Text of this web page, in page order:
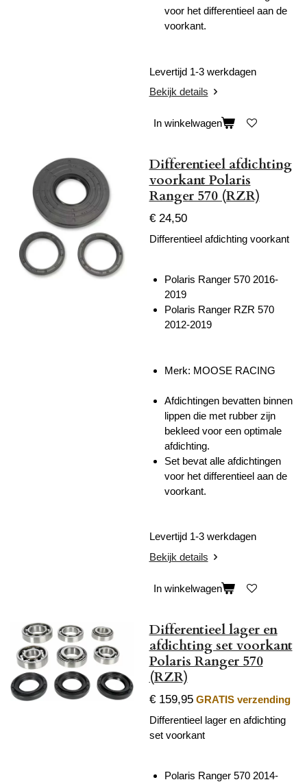
voor het differentieel aan de
voorkant.
Levertijd 1-3 werkdagen
Bekijk details
In winkelwagen
Differentieel afdichting
voorkant Polaris
Ranger 570 (RZR)
€ 24,50
Differentieel afdichting voorkant
Polaris Ranger 570 2016-
2019
Polaris Ranger RZR 570
2012-2019
Merk: MOOSE RACING
Afdichtingen bevatten binnen
lippen die met rubber zijn
bekleed voor een optimale
afdichting.
Set bevat alle afdichtingen
voor het differentieel aan de
voorkant.
Levertijd 1-3 werkdagen
Bekijk details
In winkelwagen
Differentieel lager en
afdichting set voorkant
Polaris Ranger 570
(RZR)
€ 159,95 GRATIS verzending
Differentieel lager en afdichting
set voorkant
Polaris Ranger 570 2014-